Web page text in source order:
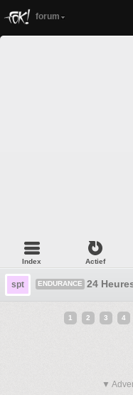
forum
Index Actief
spt ENDURANCE 24
1 2 3 4
▼